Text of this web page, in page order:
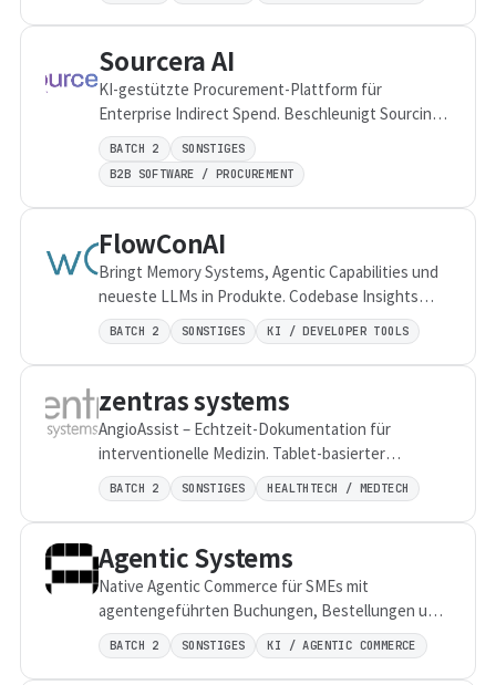
Sourcera AI
KI-gestützte Procurement-Plattform für
Enterprise Indirect Spend. Beschleunigt Sourcing
Cycles um bis zu 80% – im Einsatz bei Phoenix
Group, tesa und Zalando.
BATCH 2
SONSTIGES
B2B SOFTWARE / PROCUREMENT
FlowConAI
Bringt Memory Systems, Agentic Capabilities und
neueste LLMs in Produkte. Codebase Insights
analysiert und dokumentiert beliebige Codebasen
automatisch.
BATCH 2 SONSTIGES KI / DEVELOPER TOOLS
zentras systems
AngioAssist – Echtzeit-Dokumentation für
interventionelle Medizin. Tablet-basierter
Workflow für Materialien und Komplikationen
direkt während des Eingriffs.
BATCH 2 SONSTIGES HEALTHTECH / MEDTECH
Agentic Systems
Native Agentic Commerce für SMEs mit
agentengeführten Buchungen, Bestellungen und
Zahlungen. Vom Erstkontakt bis zur ERP-
Verbuchung – autonom orchestriert.
BATCH 2 SONSTIGES KI / AGENTIC COMMERCE